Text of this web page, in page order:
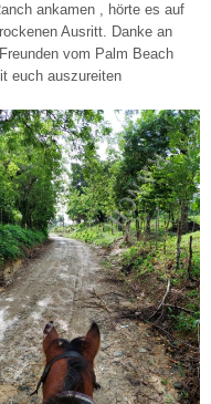
ankamen , hörte es auf
Ausritt. Danke an
vom Palm Beach
euch auszureiten